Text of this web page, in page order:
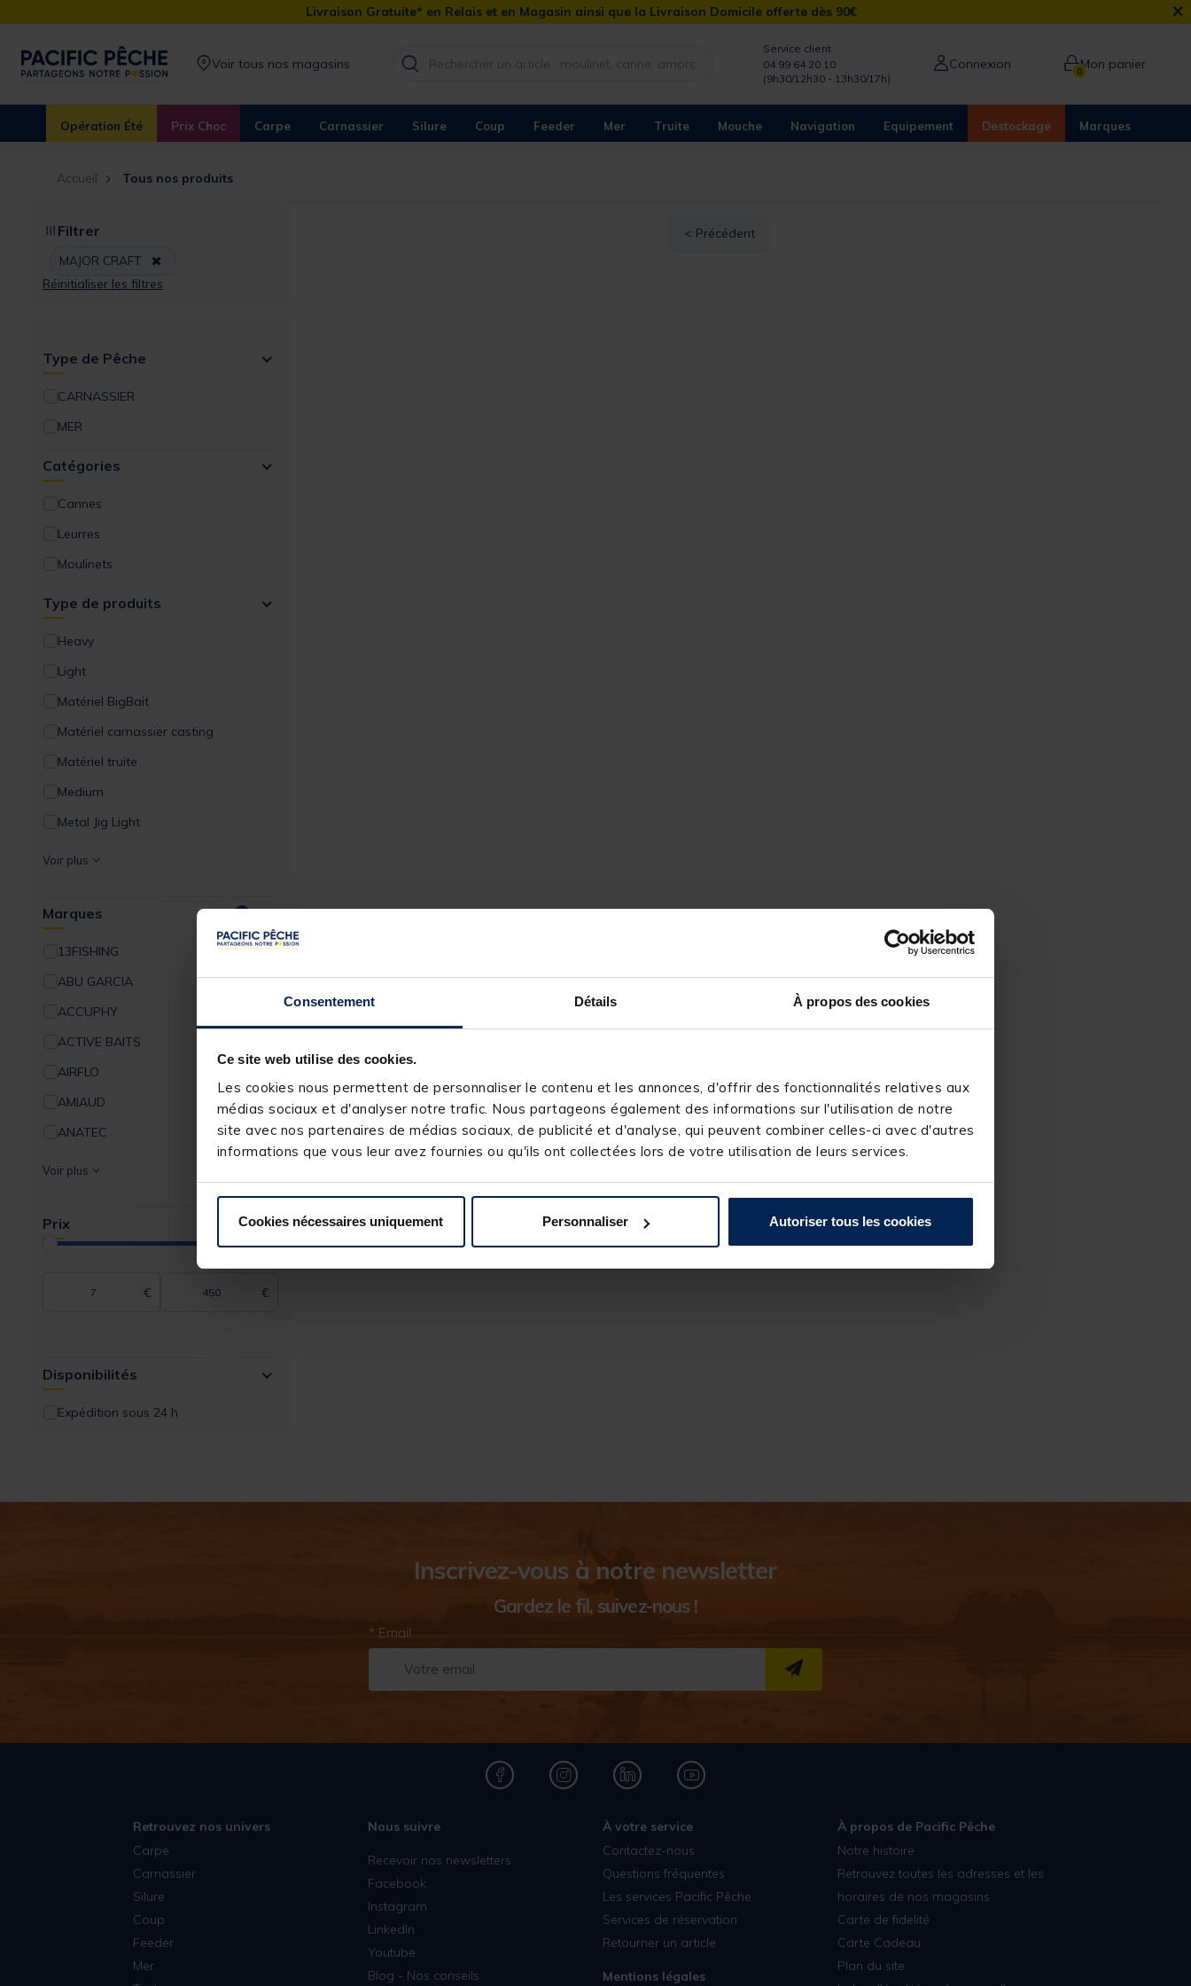
Consentement Détails À propos des cookies
Ce site web utilise des cookies.
Les cookies nous permettent de personnaliser le contenu et les annonces, d'offrir des fonctionnalités relatives aux
médias sociaux et d'analyser notre trafic. Nous partageons également des informations sur l'utilisation de notre
site avec nos partenaires de médias sociaux, de publicité et d'analyse, qui peuvent combiner celles-ci avec d'autres
informations que vous leur avez fournies ou qu'ils ont collectées lors de votre utilisation de leurs services.
Cookies nécessaires uniquement Personnaliser Autoriser tous les cookies
Livraison Gratuite* en Relais et en Magasin ainsi que la Livraison Domicile offerte dès 90€ ×
Voir tous nos magasins
Service client
04 99 64 20 10
(9h30/12h30 - 13h30/17h)
Connexion 0Mon panier
Opération Été Prix Choc Carpe Carnassier Silure Coup Feeder Mer Truite Mouche Navigation Equipement Destockage Marques
Accueil Tous nos produits
Filtrer
MAJOR CRAFT Remove filter Actuellement affiné par Marques: MAJOR CRAFT
Réinitialiser les filtres
Type de Pêche
CARNASSIER
MER
Catégories
Cannes
Leurres
Moulinets
Type de produits
Heavy
Light
Matériel BigBait
Matériel carnassier casting
Matériel truite
Medium
Metal Jig Light
Moulinets Mi Lourd
Ultra Light
Voir plus
Marques
13FISHING
ABU GARCIA
ACCUPHY
ACTIVE BAITS
AIRFLO
AMIAUD
ANATEC
AQUAPRODUCTS
ARMOR
ATROPA
BAIT BREATH
Voir plus
Prix
€ €
Disponibilités
Expédition sous 24 h
< Précédent
Inscrivez-vous à notre newsletter
Gardez le fil, suivez-nous !
* Email
S''INSCRIRE
Retrouvez nos univers
Carpe
Carnassier
Silure
Coup
Feeder
Mer
Nous suivre
Recevoir nos newsletters
Facebook
Instagram
LinkedIn
Youtube
Blog - Nos conseils
À votre service
Contactez-nous
Questions fréquentes
Les services Pacific Pêche
Services de réservation
Retourner un article
Mentions légales
À propos de Pacific Pêche
Notre histoire
Retrouvez toutes les adresses et les
horaires de nos magasins
Carte de fidelité
Carte Cadeau
Plan du site